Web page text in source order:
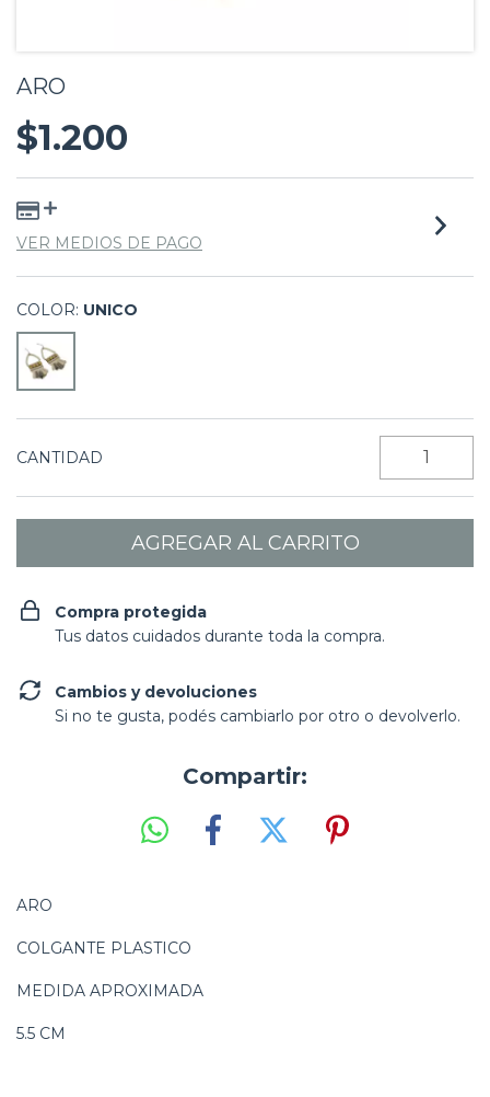
ARO
$1.200
VER MEDIOS DE PAGO
COLOR: UNICO
CANTIDAD
Compra protegida
Tus datos cuidados durante toda la compra.
Cambios y devoluciones
Si no te gusta, podés cambiarlo por otro o devolverlo.
Compartir:
ARO
COLGANTE PLASTICO
MEDIDA APROXIMADA
5.5 CM